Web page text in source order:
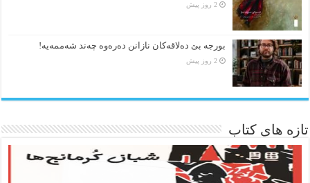
2 روز پیش
بورجە بێ دەلاقەکان نازانن دەرەوە چەند شەممەیە!
2 روز پیش
تازه های کتاب